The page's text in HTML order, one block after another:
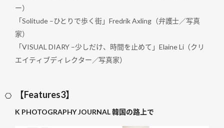
ー）
「Solitude –ひとりで歩く街」Fredrik Axling（弁護士／写真
家）
「VISUAL DIARY –少しだけ、時間を止めて」Elaine Li（クリ
エイティブディレクター／写真家）
【Features3】
K PHOTOGRAPHY JOURNAL 韓国の路上で